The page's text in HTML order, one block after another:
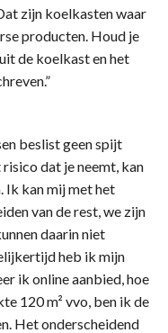
zijn koelkasten waar
producten. Houd je
de koelkast en het
beslist geen spijt
dat je neemt, kan
Ik kan mij met het
van de rest, we zijn
daarin niet
heb ik mijn
ik online aanbied, hoe
120 m² vvo, ben ik de
Het onderscheidend